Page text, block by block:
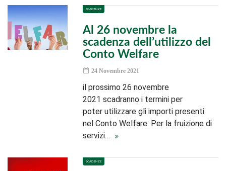
SCADENZE
Al 26 novembre la
scadenza dell’utilizzo del
Conto Welfare
24 Novembre 2021
il prossimo 26 novembre
2021 scadranno i termini per
poter utilizzare gli importi presenti
nel Conto Welfare. Per la fruizione di
servizi…
SCADENZE